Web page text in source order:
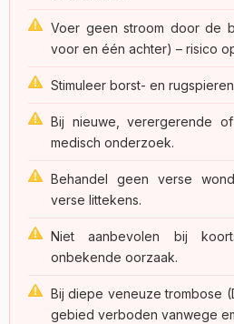
Voer geen stroom door de
voor en één achter) – risico
Stimuleer borst- en
Bij nieuwe, verergerende
medisch onderzoek.
Behandel geen verse
verse littekens.
Niet aanbevolen bij
onbekende oorzaak.
Bij diepe veneuze trombose
gebied verboden vanwege